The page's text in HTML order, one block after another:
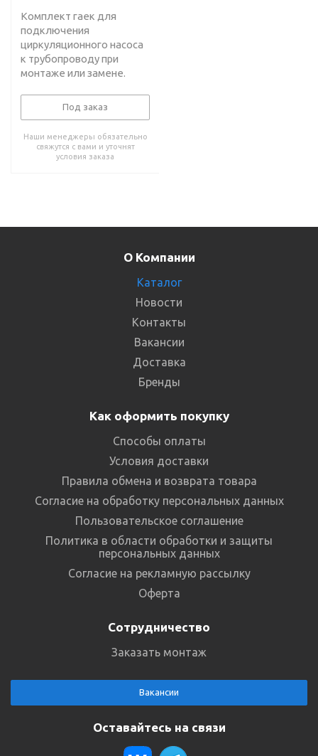
Комплект гаек для
подключения
циркуляционного насоса
к трубопроводу при
монтаже или замене.
Под заказ
Наши менеджеры обязательно
свяжутся с вами и уточнят
условия заказа
О Компании
Каталог
Новости
Контакты
Вакансии
Доставка
Бренды
Как оформить покупку
Способы оплаты
Условия доставки
Правила обмена и возврата товара
Согласие на обработку персональных данных
Пользовательское соглашение
Политика в области обработки и защиты
персональных данных
Согласие на рекламную рассылку
Оферта
Сотрудничество
Заказать монтаж
Вакансии
Оставайтесь на связи